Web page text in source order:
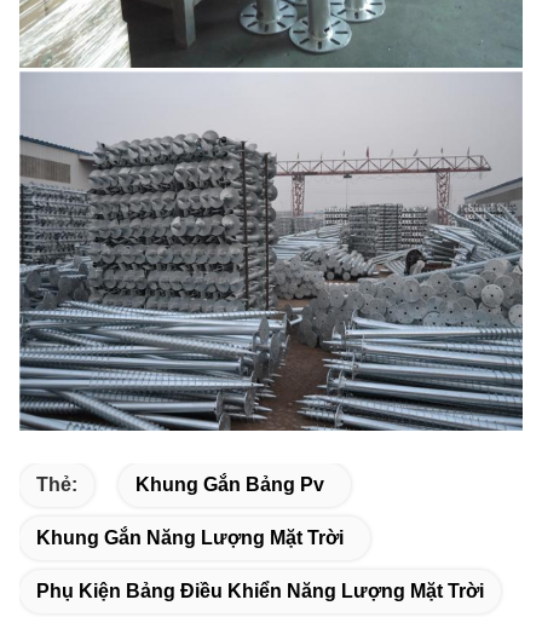
Thẻ: Khung Gắn Bảng Pv
Khung Gắn Năng Lượng Mặt Trời
Phụ Kiện Bảng Điều Khiển Năng Lượng Mặt Trời